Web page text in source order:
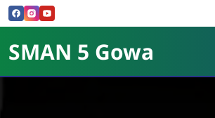
Skip to Content
SMAN 5 Gowa